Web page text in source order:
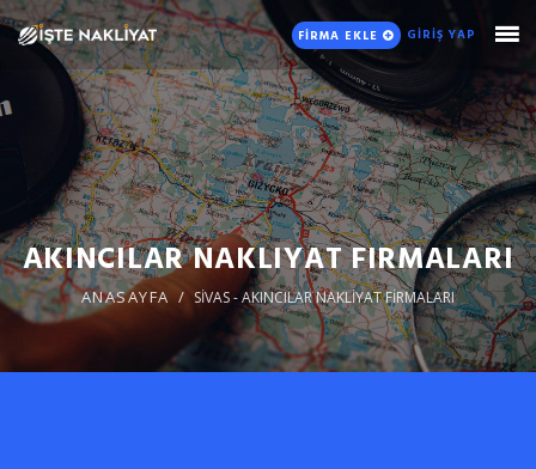
FİRMA EKLE GİRİŞ YAP
AKINCILAR NAKLIYAT FIRMALARI
ANASAYFA SİVAS - AKINCILAR NAKLİYAT FİRMALARI